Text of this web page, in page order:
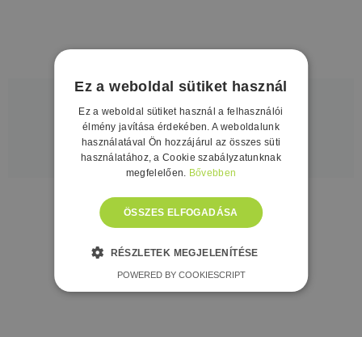
VONATOZÁS
RÉSZLETEK
Ez a weboldal sütiket használ
Ez a weboldal sütiket használ a felhasználói
élmény javítása érdekében. A weboldalunk
használatával Ön hozzájárul az összes süti
használatához, a Cookie szabályzatunknak
megfelelően. Bővebben
ÖSSZES ELFOGADÁSA
RÉSZLETEK MEGJELENÍTÉSE
POWERED BY COOKIESCRIPT